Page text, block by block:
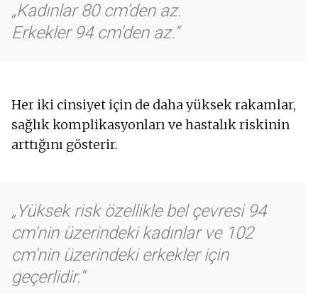
Kadınlar 80 cm'den az.
Erkekler 94 cm'den az.
Her iki cinsiyet için de daha yüksek rakamlar,
sağlık komplikasyonları ve hastalık riskinin
arttığını gösterir.
Yüksek risk özellikle bel çevresi 94
cm'nin üzerindeki kadınlar ve 102
cm'nin üzerindeki erkekler için
geçerlidir.